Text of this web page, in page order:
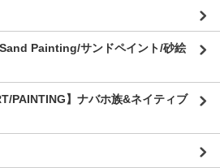
Painting/サンドペイント/砂絵
PAINTING】ナバホ族&ネイティブ